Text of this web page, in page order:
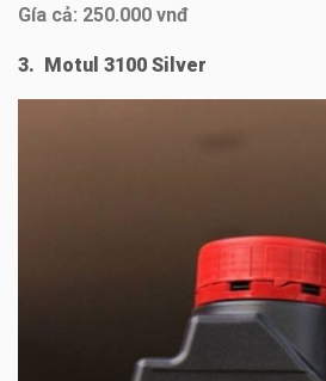
Gía cả: 250.000 vnđ
3. Motul 3100 Silver